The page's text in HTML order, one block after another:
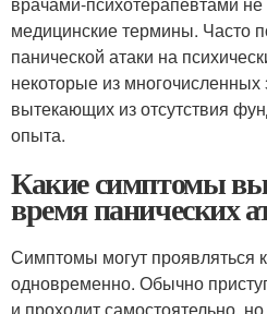
медицинские термины. Часто
панической атаки на
некоторые из многочисленных
вытекающих из отсутствия
опыта.
Какие симптомы
время панических
Симптомы могут проявляться
одновременно. Обычно